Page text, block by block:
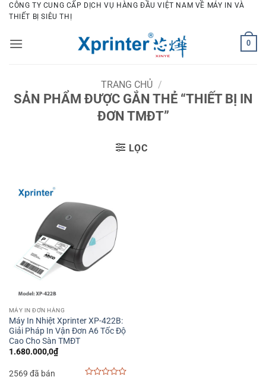
Bỏ
qua
dung
CÔNG TY CUNG CẤP DỊCH VỤ HÀNG ĐẦU VIỆT NAM VỀ MÁY IN VÀ
THIẾT BỊ SIÊU THỊ
0
TRANG CHỦ /
SẢN PHẨM ĐƯỢC GẮN THẺ “THIẾT BỊ IN
ĐƠN TMĐT”
LỌC
MÁY IN ĐƠN HÀNG
Máy In Nhiệt Xprinter XP-422B:
Giải Pháp In Vận Đơn A6 Tốc Độ
Cao Cho Sàn TMĐT
1.680.000,0₫
2569 đã bán